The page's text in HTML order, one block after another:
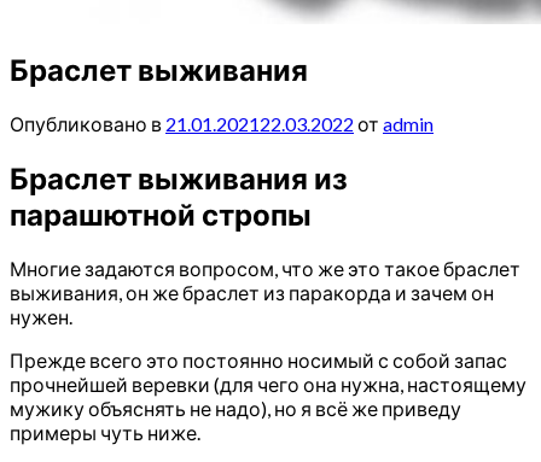
Браслет выживания
Опубликовано в 21.01.202122.03.2022 от admin
Браслет выживания из
парашютной стропы
Многие задаются вопросом, что же это такое браслет
выживания, он же браслет из паракорда и зачем он
нужен.
Прежде всего это постоянно носимый с собой запас
прочнейшей веревки (для чего она нужна, настоящему
мужику объяснять не надо), но я всё же приведу
примеры чуть ниже.